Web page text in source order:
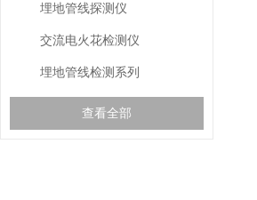
埋地管线探测仪
交流电火花检测仪
埋地管线检测系列
查看全部